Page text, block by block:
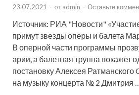
23.07.2021 - от admin - Оставьте
Источник: РИА "Новости"
примут звезды оперы и балета
В оперной части программы
арии, а балетная труппа покажет
постановку Алексея Ратманского
на музыку концерта № 2 Дмитрия